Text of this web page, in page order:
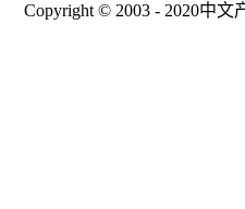
Copyright © 2003 - 2020中